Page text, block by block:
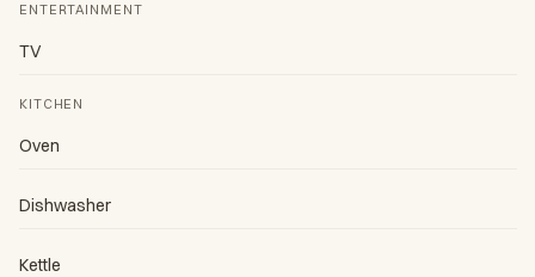
ENTERTAINMENT
TV
KITCHEN
Oven
Dishwasher
Kettle